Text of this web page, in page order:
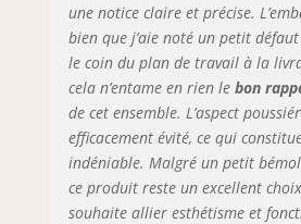
Les
corps
sont
mm
résine
Le
une notice claire et précise.
bien que j’aie noté un petit
le coin du plan de travail à la
cela n’entame en rien le bon
de cet ensemble. L’aspect
efficacement évité, ce qui
indéniable. Malgré un petit
ce produit reste un excellent
souhaite allier esthétisme et